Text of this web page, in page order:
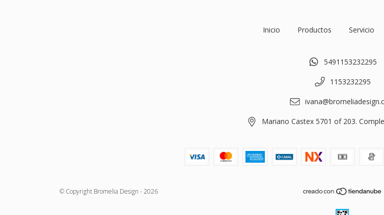
Inicio Productos Servicio
5491153232295
1153232295
Mariano Castex 5701 of 203.
© Copyright Bromelia Design - 2026